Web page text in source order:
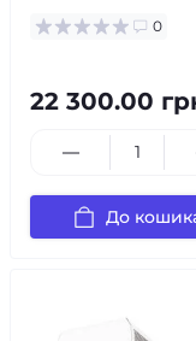
0
22 300.00
До